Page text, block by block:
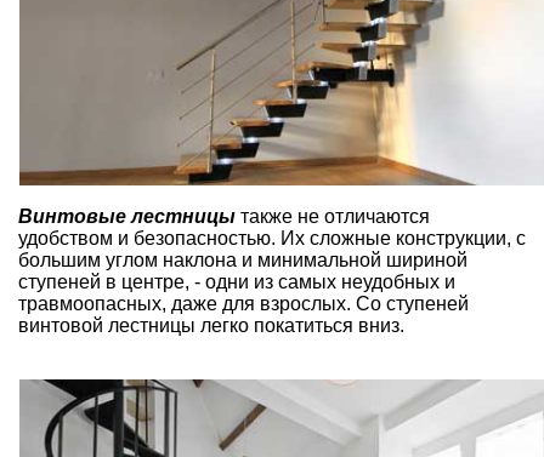
Винтовые лестницы также не отличаются
удобством и безопасностью. Их сложные конструкции, с
большим углом наклона и минимальной шириной
ступеней в центре, - одни из самых неудобных и
травмоопасных, даже для взрослых. Со ступеней
винтовой лестницы легко покатиться вниз.